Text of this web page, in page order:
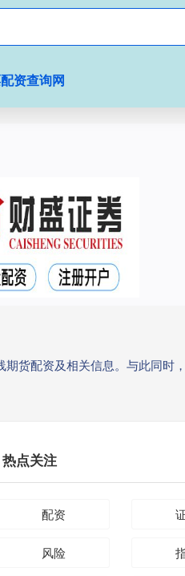
资查询网
货配资及相关信息。与此同时
热点关注
配资
风险